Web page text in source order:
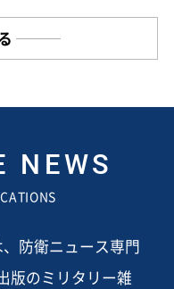
NEWS
、防衛ニュース専門
版のミリタリー雑